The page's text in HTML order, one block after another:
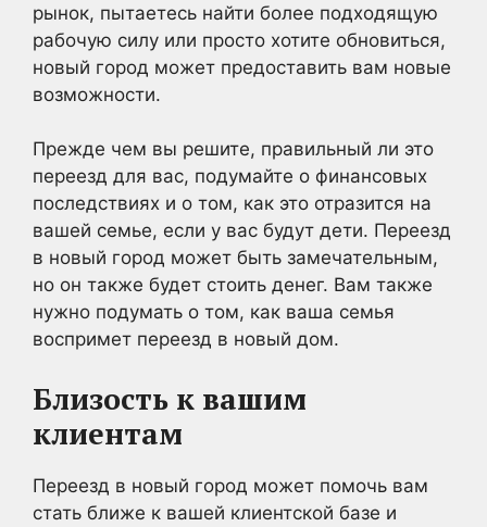
рынок, пытаетесь найти более подходящую
рабочую силу или просто хотите обновиться,
новый город может предоставить вам новые
возможности.
Прежде чем вы решите, правильный ли это
переезд для вас, подумайте о финансовых
последствиях и о том, как это отразится на
вашей семье, если у вас будут дети. Переезд
в новый город может быть замечательным,
но он также будет стоить денег. Вам также
нужно подумать о том, как ваша семья
воспримет переезд в новый дом.
Близость к вашим
клиентам
Переезд в новый город может помочь вам
стать ближе к вашей клиентской базе и